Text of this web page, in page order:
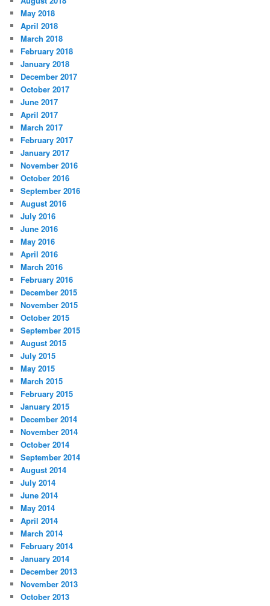
May 2018
April 2018
March 2018
February 2018
January 2018
December 2017
October 2017
June 2017
April 2017
March 2017
February 2017
January 2017
November 2016
October 2016
September 2016
August 2016
July 2016
June 2016
May 2016
April 2016
March 2016
February 2016
December 2015
November 2015
October 2015
September 2015
August 2015
July 2015
May 2015
March 2015
February 2015
January 2015
December 2014
November 2014
October 2014
September 2014
August 2014
July 2014
June 2014
May 2014
April 2014
March 2014
February 2014
January 2014
December 2013
November 2013
October 2013